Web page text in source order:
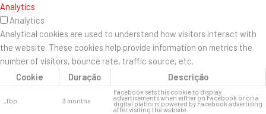
Analytics
Analytics
Analytical cookies are used to understand how visitors interact with
the website. These cookies help provide information on metrics the
number of visitors, bounce rate, traffic source, etc.
Cookie
Duração Descrição
_fbp 3 months
Facebook sets this cookie to display
advertisements when either on Facebook or on a
digital platform powered by Facebook advertising
after visiting the website.